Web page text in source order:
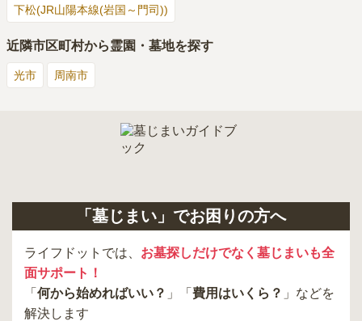
下松(JR山陽本線(岩国～門司))
近隣市区町村から霊園・墓地を探す
光市 周南市
「墓じまい」でお困りの方へ
ライフドットでは、 お墓探しだけでなく墓じまいも全
面サポート！
「 何から始めればいい？ 」「 費用はいくら？ 」などを
解決します